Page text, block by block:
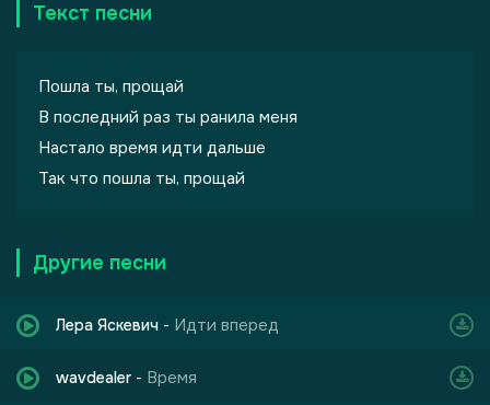
Текст песни
Пошла ты, прощай
В последний раз ты ранила меня
Настало время идти дальше
Так что пошла ты, прощай
Другие песни
Лера Яскевич - Идти вперед
wavdealer - Время